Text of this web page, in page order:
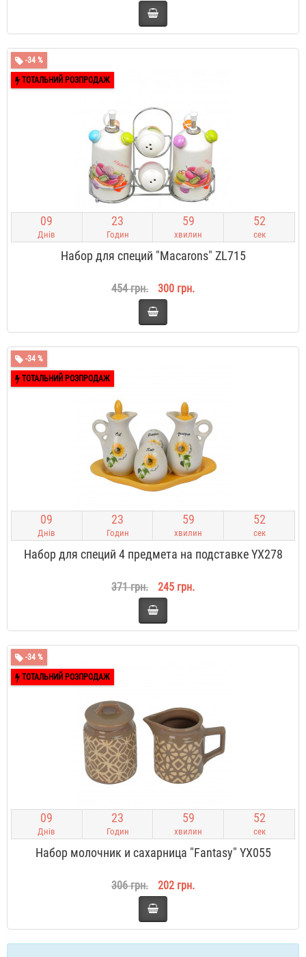
-34 %
ТОТАЛЬНИЙ РОЗПРОДАЖ
09
Днів
23
Годин
59
хвилин
52
сек
Набор для специй "Macarons" ZL715
454 грн. 300 грн.
-34 %
ТОТАЛЬНИЙ РОЗПРОДАЖ
09
Днів
23
Годин
59
хвилин
52
сек
Набор для специй 4 предмета на подставке YX278
371 грн. 245 грн.
-34 %
ТОТАЛЬНИЙ РОЗПРОДАЖ
09
Днів
23
Годин
59
хвилин
52
сек
Набор молочник и сахарница "Fantasy" YX055
306 грн. 202 грн.